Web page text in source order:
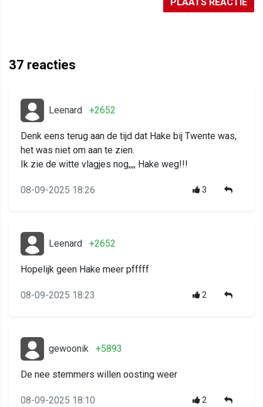
PLAATS REACTIE
37 reacties
Leenard +2652
Denk eens terug aan de tijd dat Hake bij Twente was,
het was niet om aan te zien.
Ik zie de witte vlagjes nog,,,, Hake weg!!!
08-09-2025 18:26 3
Leenard +2652
Hopelijk geen Hake meer pfffff
08-09-2025 18:23 2
gewoonik +5893
De nee stemmers willen oosting weer
08-09-2025 18:10 2